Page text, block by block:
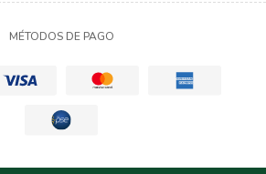
MÉTODOS DE PAGO